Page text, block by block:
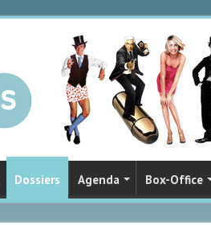
Dossiers Agenda Box-Office